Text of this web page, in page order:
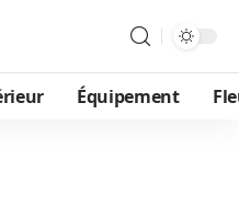
Équipement